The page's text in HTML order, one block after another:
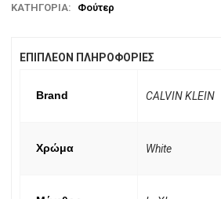
ΚΑΤΗΓΟΡΊΑ: Φούτερ
ΕΠΙΠΛΈΟΝ ΠΛΗΡΟΦΟΡΊΕΣ
Brand CALVIN KLEIN
Χρώμα White